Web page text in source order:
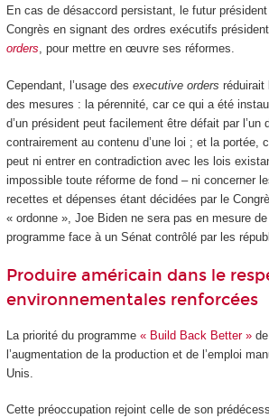
En cas de désaccord persistant, le futur
Congrès en signant des ordres exécutifs
orders, pour mettre en œuvre ses réformes.
Cependant, l’usage des executive orders réduirait
des mesures : la pérennité, car ce qui a été
d’un président peut facilement être défait par l’un
contrairement au contenu d’une loi ; et la portée,
peut ni entrer en contradiction avec les lois
impossible toute réforme de fond – ni concerner
recettes et dépenses étant décidées par le
« ordonne », Joe Biden ne sera pas en mesure
programme face à un Sénat contrôlé par les
Produire américain dans le
environnementales renforcées
La priorité du programme « Build Back Better »de
l’augmentation de la production et de l’emploi
Unis.
Cette préoccupation rejoint celle de son